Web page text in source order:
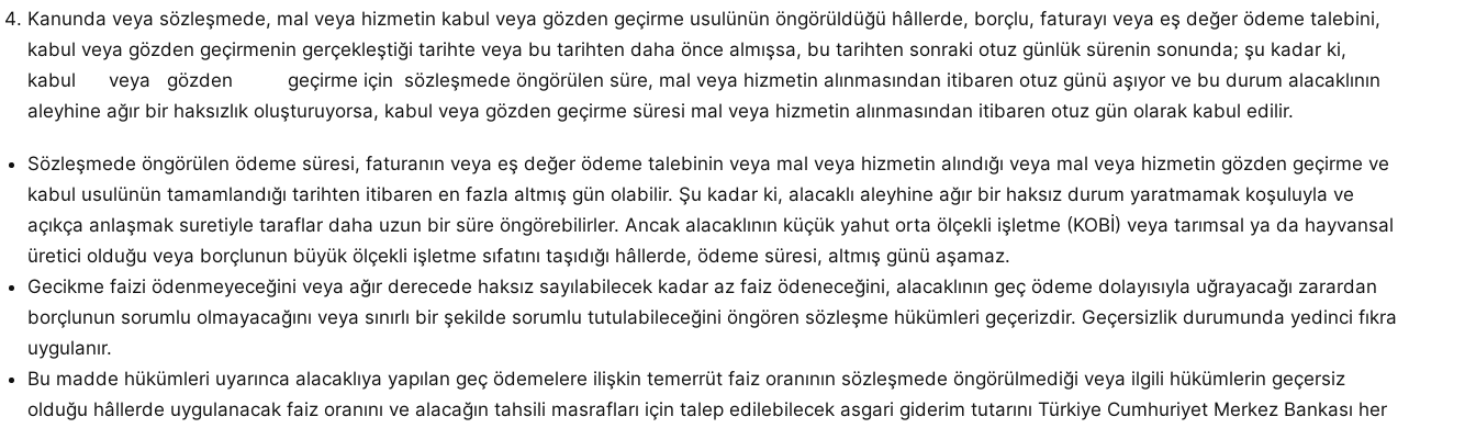
Kanunda veya sözleşmede, mal veya hizmetin kabul veya gözden geçirme usulünün öngörüldüğü hâllerde, borçlu, faturayı veya eş değer ödeme talebini,
kabul veya gözden geçirmenin gerçekleştiği tarihte veya bu tarihten daha önce almışsa, bu tarihten sonraki otuz günlük sürenin sonunda; şu kadar ki,
kabul veya gözden geçirme için sözleşmede öngörülen süre, mal veya hizmetin alınmasından itibaren otuz günü aşıyor ve bu durum alacaklının
aleyhine ağır bir haksızlık oluşturuyorsa, kabul veya gözden geçirme süresi mal veya hizmetin alınmasından itibaren otuz gün olarak kabul edilir.
Sözleşmede öngörülen ödeme süresi, faturanın veya eş değer ödeme talebinin veya mal veya hizmetin alındığı veya mal veya hizmetin gözden geçirme ve
kabul usulünün tamamlandığı tarihten itibaren en fazla altmış gün olabilir. Şu kadar ki, alacaklı aleyhine ağır bir haksız durum yaratmamak koşuluyla ve
açıkça anlaşmak suretiyle taraflar daha uzun bir süre öngörebilirler. Ancak alacaklının küçük yahut orta ölçekli işletme (KOBİ) veya tarımsal ya da hayvansal
üretici olduğu veya borçlunun büyük ölçekli işletme sıfatını taşıdığı hâllerde, ödeme süresi, altmış günü aşamaz.
Gecikme faizi ödenmeyeceğini veya ağır derecede haksız sayılabilecek kadar az faiz ödeneceğini, alacaklının geç ödeme dolayısıyla uğrayacağı zarardan
borçlunun sorumlu olmayacağını veya sınırlı bir şekilde sorumlu tutulabileceğini öngören sözleşme hükümleri geçerizdir. Geçersizlik durumunda yedinci fıkra
uygulanır.
Bu madde hükümleri uyarınca alacaklıya yapılan geç ödemelere ilişkin temerrüt faiz oranının sözleşmede öngörülmediği veya ilgili hükümlerin geçersiz
olduğu hâllerde uygulanacak faiz oranını ve alacağın tahsili masrafları için talep edilebilecek asgari giderim tutarını Türkiye Cumhuriyet Merkez Bankası her